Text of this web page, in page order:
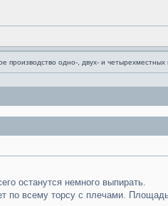
производство одно-, двух- и
останутся немного выпирать.
по всему торсу с плечами.